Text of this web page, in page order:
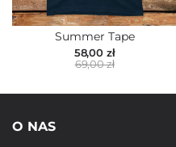
Summer Tape
58,00 zł
69,00 zł
O NAS